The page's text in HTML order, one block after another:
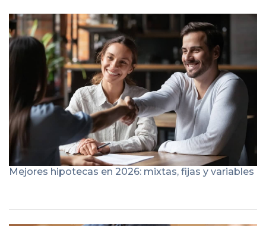
Mejores hipotecas en 2026: mixtas, fijas y variables